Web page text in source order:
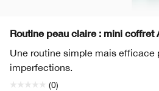
Routine peau claire : mini coffret
Une routine simple mais efficace
imperfections.
(0)